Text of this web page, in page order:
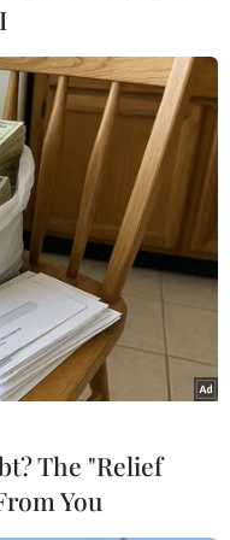
xã Vĩnh Hà, huyện Vĩnh
Lý/TTXVN)
62/2016/BTNMT
vật để phá vỡ
nước thải) vượt
The "Relief
You